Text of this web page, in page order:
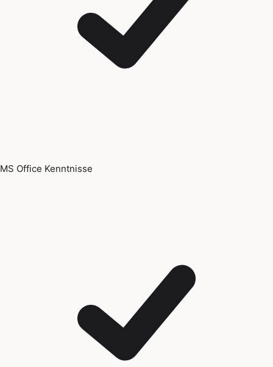
MS Office Kenntnisse